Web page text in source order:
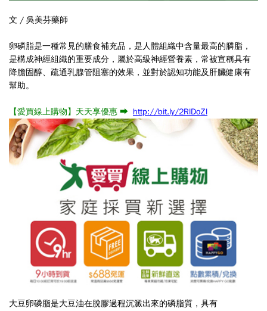
文 / 吳美芬藥師
卵磷脂是一種常見的膳食補充品，是人體組織中含量最高的膦脂，
是構成神經組織的重要成分，屬於高級神經營養素，常被宣稱具有
降膽固醇、疏通乳腺管阻塞的效果，並對於認知功能及肝臟健康有
幫助。
【愛買線上購物】天天享優惠 ➡ http://bit.ly/2RlDoZl
大豆卵磷脂是大豆油在脫膠過程沉澱出來的磷脂質，具有